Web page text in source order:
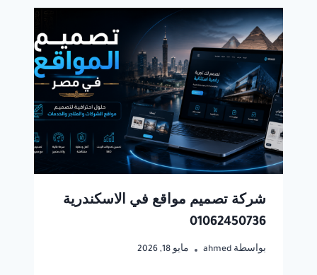
شركة تصميم مواقع في الاسكندرية
01062450736
بواسطة ahmed مايو 18, 2026